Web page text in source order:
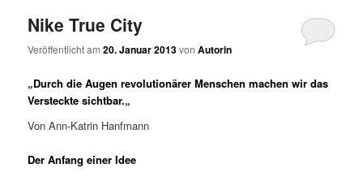
Nike True City
Veröffentlicht am20. Januar 2013vonAutorin
„Durch die Augen revolutionärer Menschen machen wir das
Versteckte sichtbar.„
Von Ann-Katrin Hanfmann
Der Anfang einer Idee